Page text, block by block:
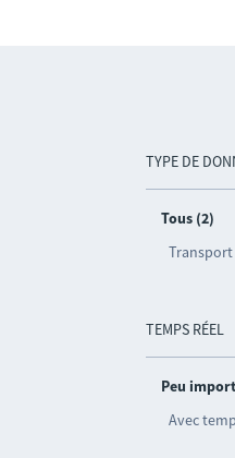
TYPE DE
Tous (2)
TEMPS RÉEL
Peu
Avec